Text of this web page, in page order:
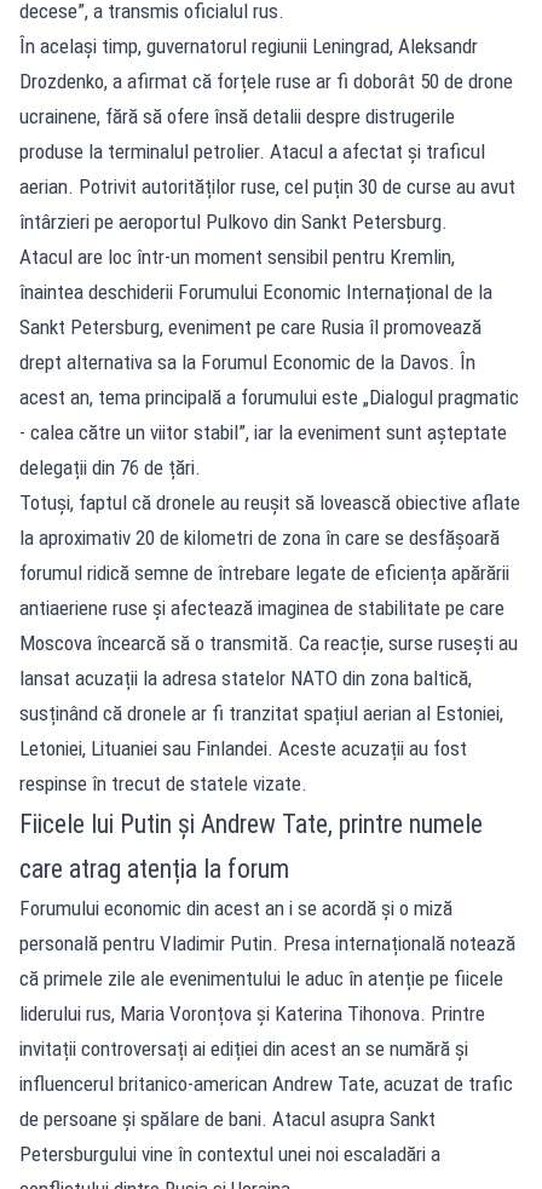
decese”, a transmis oficialul rus.
În același timp, guvernatorul regiunii Leningrad, Aleksandr
Drozdenko, a afirmat că forțele ruse ar fi doborât 50 de drone
ucrainene, fără să ofere însă detalii despre distrugerile
produse la terminalul petrolier. Atacul a afectat și traficul
aerian. Potrivit autorităților ruse, cel puțin 30 de curse au avut
întârzieri pe aeroportul Pulkovo din Sankt Petersburg.
Atacul are loc într-un moment sensibil pentru Kremlin,
înaintea deschiderii Forumului Economic Internațional de la
Sankt Petersburg, eveniment pe care Rusia îl promovează
drept alternativa sa la Forumul Economic de la Davos. În
acest an, tema principală a forumului este „Dialogul pragmatic
- calea către un viitor stabil”, iar la eveniment sunt așteptate
delegații din 76 de țări.
Totuși, faptul că dronele au reușit să lovească obiective aflate
la aproximativ 20 de kilometri de zona în care se desfășoară
forumul ridică semne de întrebare legate de eficiența apărării
antiaeriene ruse și afectează imaginea de stabilitate pe care
Moscova încearcă să o transmită. Ca reacție, surse rusești au
lansat acuzații la adresa statelor NATO din zona baltică,
susținând că dronele ar fi tranzitat spațiul aerian al Estoniei,
Letoniei, Lituaniei sau Finlandei. Aceste acuzații au fost
respinse în trecut de statele vizate.
Fiicele lui Putin și Andrew Tate, printre numele
care atrag atenția la forum
Forumului economic din acest an i se acordă și o miză
personală pentru Vladimir Putin. Presa internațională notează
că primele zile ale evenimentului le aduc în atenție pe fiicele
liderului rus, Maria Voronțova și Katerina Tihonova. Printre
invitații controversați ai ediției din acest an se numără și
influencerul britanico-american Andrew Tate, acuzat de trafic
de persoane și spălare de bani. Atacul asupra Sankt
Petersburgului vine în contextul unei noi escaladări a